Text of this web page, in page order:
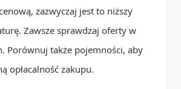
zazwyczaj jest to niższy
Zawsze sprawdzaj oferty w
Porównuj także pojemności, aby
opłacalność zakupu.